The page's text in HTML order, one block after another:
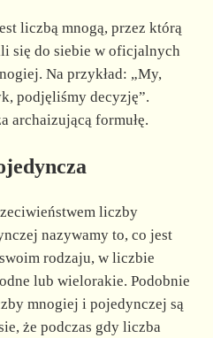
liczbą mnogą, przez którą
się do siebie w oficjalnych
Na przykład: „My,
podjęliśmy decyzję”.
archaizującą formułę.
liczby
nazywamy to, co jest
rodzaju, w liczbie
lub wielorakie. Podobnie
mnogiej i pojedynczej są
że podczas gdy liczba